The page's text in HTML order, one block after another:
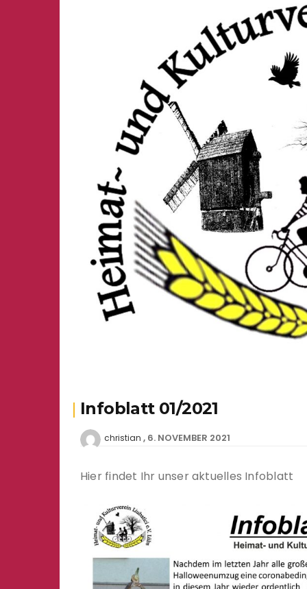
Infoblatt 01/2021
christian 6. NOVEMBER 2021
Hier findet Ihr unser aktuelles Infoblatt